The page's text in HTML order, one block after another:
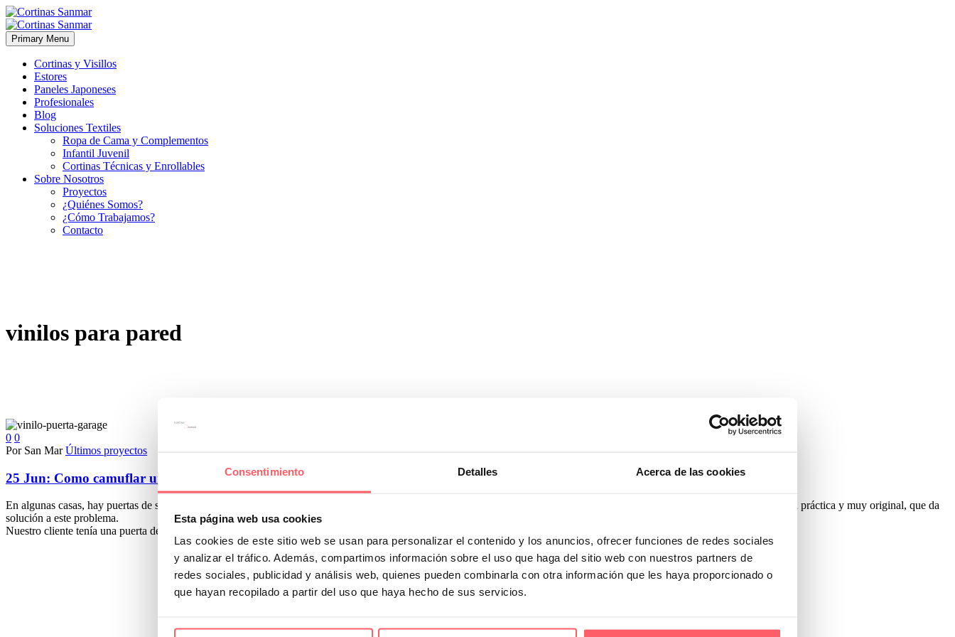
Consentimiento Detalles Acerca de las cookies
Esta página web usa cookies
Las cookies de este sitio web se usan para personalizar el contenido y los anuncios, ofrecer funciones de redes sociales
y analizar el tráfico. Además, compartimos información sobre el uso que haga del sitio web con nuestros partners de
redes sociales, publicidad y análisis web, quienes pueden combinarla con otra información que les haya proporcionado o
que hayan recopilado a partir del uso que haya hecho de sus servicios.
Primary Menu
Cortinas y Visillos
Estores
Paneles Japoneses
Profesionales
Blog
Soluciones Textiles
Ropa de Cama y Complementos
Infantil Juvenil
Cortinas Técnicas y Enrollables
Sobre Nosotros
Proyectos
¿Quiénes Somos?
¿Cómo Trabajamos?
Contacto
vinilos para pared
0 0
Por San Mar Últimos proyectos
25 Jun: Como camuflar una puerta con un vinilo
En algunas casas, hay puertas de salida al exterior o acceso a un garaje muy visibles y poco decorativas. En este blog os contamos uno de nuestros últimos trabajos. Una solución práctica y muy original, que da
solución a este problema.
Nuestro cliente tenía una puerta de hierro gris situada en mitad de un pasillo y al lado de un salón.